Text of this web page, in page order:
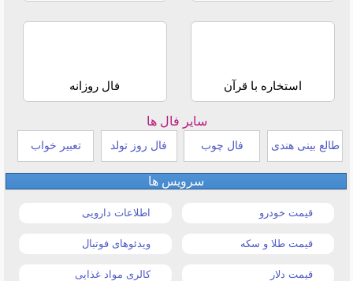
استخاره با قرآن فال روزانه
سایر فال ها
طالع بینی هندی فال چوب فال روز تولد تعبیر خواب
سرویس ها
قیمت خودرو اطلاعات دارویی
قیمت طلا و سکه ویدئوهای فوتبال
قیمت دلار کالری مواد غذایی